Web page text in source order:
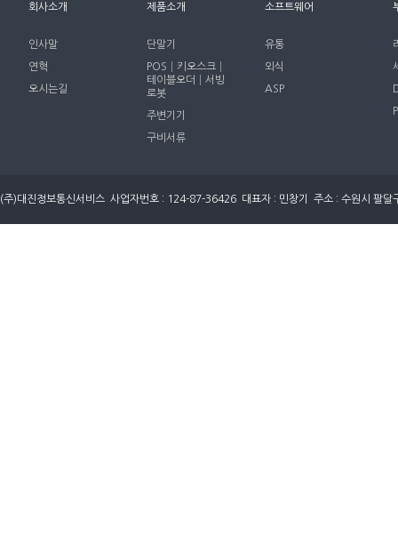
회사소개
인사말
연혁
오시는길
제품소개
단말기
POS│키오스크│
테이블오더│서빙
로봇
주변기기
구비서류
소프트웨어
유통
외식
ASP
(주)대진정보통신서비스 사업자번호 : 124-87-36426 대표자 : 민창기 주소 : 수원시 팔